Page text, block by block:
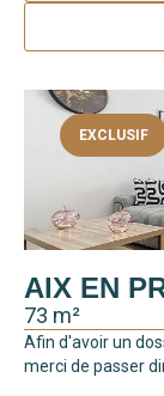
EXCLUSIF
AIX EN
73 m²
Afin d'avoir un
merci de passer